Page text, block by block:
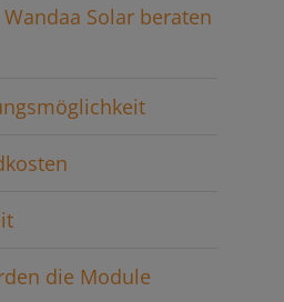
Solar beraten
die Module